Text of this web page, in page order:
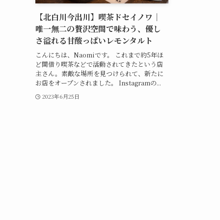
【北白川今出川】喫茶ドセイノワ｜
唯一無二の贅沢空間で味わう、優し
さ溢れる甘酸っぱいレモンタルト
こんにちは、Naomiです。 これまで約5年ほ
ど間借り喫茶などで活動されてきたという店
主さん。素敵な場所を見つけられて、新たに
お店をオープンされました。 Instagramの...
2023年6月25日